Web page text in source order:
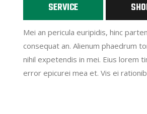
SERVICE
Mei an pericula euripidis, hinc
consequat an. Alienum phaedrum
nihil expetendis in mei. Eius lorem
error epicurei mea et. Vis ei